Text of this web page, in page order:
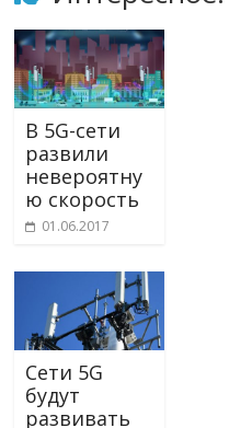
В 5G-сети
развили
невероятну
ю скорость
01.06.2017
Сети 5G
будут
развивать